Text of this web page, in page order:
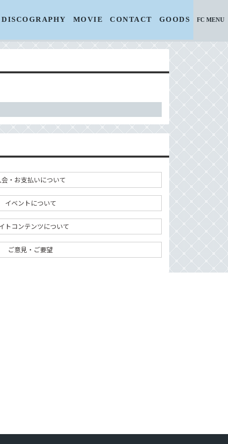
DISCOGRAPHY MOVIE CONTACT GOODS FC MENU
会・お支払いについて
イベントについて
トコンテンツについて
ご意見・ご要望